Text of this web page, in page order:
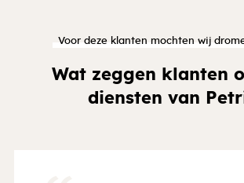
Voor deze klanten mochten wij
Wat zeggen klanten
diensten van